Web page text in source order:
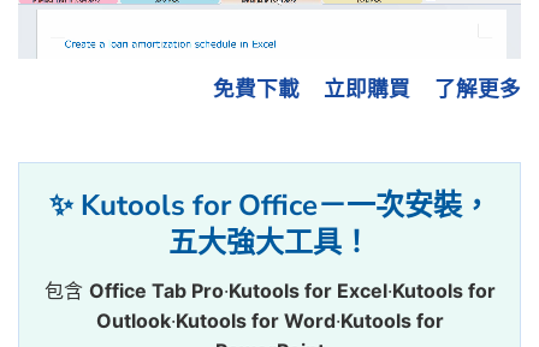
免費下載 立即購買 了解更多
✨ Kutools for Office－一次安裝，
五大強大工具！
包含 Office Tab Pro·Kutools for Excel·Kutools for
Outlook·Kutools for Word·Kutools for